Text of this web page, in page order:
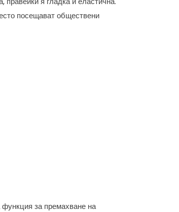
посещават обществени
функция за премахване на